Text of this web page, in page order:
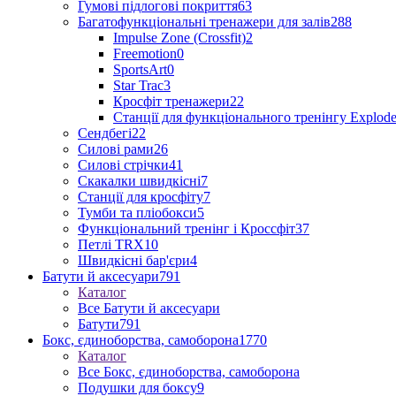
Гумові підлогові покриття63
Багатофункціональні тренажери для залів288
Impulse Zone (Crossfit)2
Freemotion0
SportsArt0
Star Trac3
Кросфіт тренажери22
Станції для функціонального тренінгу Explode
Сендбегі22
Силові рами26
Силові стрічки41
Скакалки швидкісні7
Станції для кросфіту7
Тумби та пліобокси5
Функціональний тренінг і Кроссфіт37
Петлі TRX10
Швидкісні бар'єри4
Батути й аксесуари791
Каталог
Все Батути й аксесуари
Батути791
Бокс, єдиноборства, самоборона1770
Каталог
Все Бокс, єдиноборства, самоборона
Подушки для боксу9